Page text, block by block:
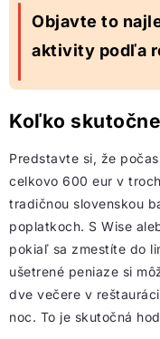
Objavte to
aktivity podľa
Koľko
Predstavte si, že
celkovo 600 eur v
tradičnou slovenskou
poplatkoch. S Wise
pokiaľ sa zmestíte do
ušetrené peniaze si
dve večere v
noc. To je skutočná